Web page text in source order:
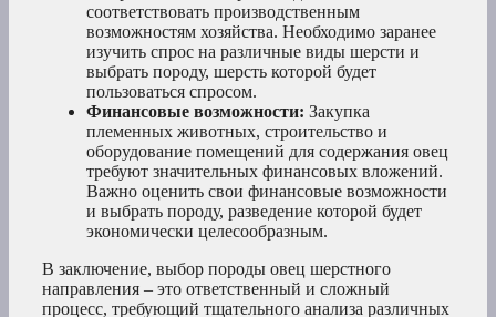
соответствовать производственным
возможностям хозяйства. Необходимо заранее
изучить спрос на различные виды шерсти и
выбрать породу, шерсть которой будет
пользоваться спросом.
Финансовые возможности: Закупка
племенных животных, строительство и
оборудование помещений для содержания овец
требуют значительных финансовых вложений.
Важно оценить свои финансовые возможности
и выбрать породу, разведение которой будет
экономически целесообразным.
В заключение, выбор породы овец шерстного
направления – это ответственный и сложный
процесс, требующий тщательного анализа различных